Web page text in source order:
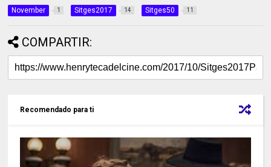
November 1 Sitges2017 14 Sitges50 11
COMPARTIR:
Recomendado para ti